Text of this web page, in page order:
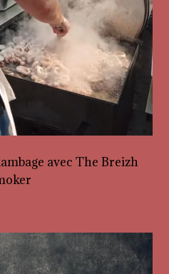
avec The Breizh